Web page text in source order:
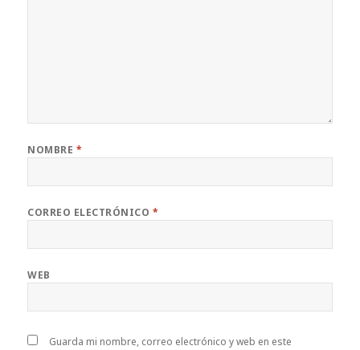
NOMBRE *
CORREO ELECTRÓNICO *
WEB
Guarda mi nombre, correo electrónico y web en este